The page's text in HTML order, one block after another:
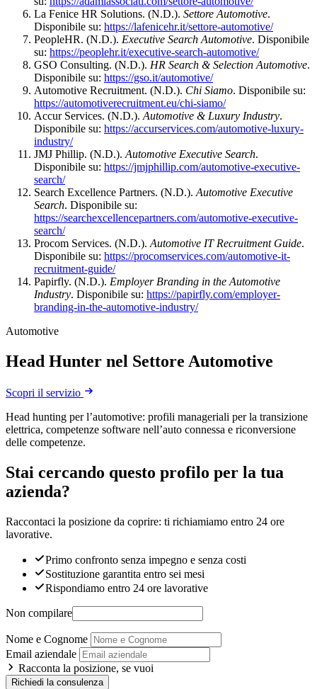
La Fenice HR Solutions. (N.D.). Settore Automotive.
Disponibile su: https://lafenicehr.it/settore-automotive/
PeopleHR. (N.D.). Executive Search Automotive. Disponibile
su: https://peoplehr.it/executive-search-automotive/
GSO Consulting. (N.D.). HR Search & Selection Automotive.
Disponibile su: https://gso.it/automotive/
Automotive Recruitment. (N.D.). Chi Siamo. Disponibile su:
https://automotiverecruitment.eu/chi-siamo/
Accur Services. (N.D.).Automotive & Luxury Industry.
Disponibile su: https://accurservices.com/automotive-luxury-
industry/
JMJ Phillip. (N.D.).Automotive Executive Search.
Disponibile su: https://jmjphillip.com/automotive-executive-
search/
Search Excellence Partners. (N.D.).Automotive Executive
Search. Disponibile su:
https://searchexcellencepartners.com/automotive-executive-
search/
Procom Services. (N.D.).Automotive IT Recruitment Guide.
Disponibile su: https://procomservices.com/automotive-it-
recruitment-guide/
Papirfly. (N.D.). Employer Branding in the Automotive
Industry. Disponibile su: https://papirfly.com/employer-
branding-in-the-automotive-industry/
Automotive
Head Hunter nel Settore Automotive
Scopri il servizio
Head hunting per l’automotive: profili manageriali per la transizione
elettrica, competenze software nell’auto connessa e riconversione
delle competenze.
Stai cercando questo profilo per la tua
azienda?
Raccontaci la posizione da coprire: ti richiamiamo entro 24 ore
lavorative.
Primo confronto senza impegno e senza costi
Sostituzione garantita entro sei mesi
Rispondiamo entro 24 ore lavorative
Non compilare
Nome e Cognome
Email aziendale
Racconta la posizione, se vuoi
Richiedi la consulenza